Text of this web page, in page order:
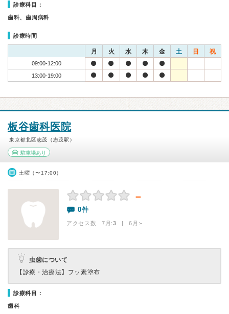
診療科目：
歯科、歯周病科
診療時間
月 火 水 木 金 土 日 祝
09:00-12:00
13:00-19:00
板谷歯科医院
東京都北区志茂（志茂駅）
駐車場あり
土曜（〜17:00）
－
0件
アクセス数 7月:3 | 6月:-
虫歯について
【診療・治療法】 フッ素塗布
診療科目：
歯科